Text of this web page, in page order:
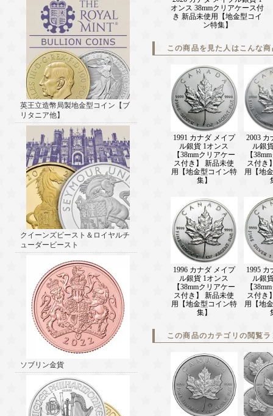
英王立造幣局製地金型コイン【ブ
リタニア他】
クイーンズビースト＆ロイヤルチ
ューダービースト
ソブリン金貨
オンス 38mmクリアケース付
き 新品未使用【地金型コイ
ン特集】
この商品を見た人はこんな
1991 カナダ メイプ
ル銀貨 1オンス
【38mmクリアケー
ス付き】 新品未使
用【地金型コイン特
集】
2003 カ
ル銀
【
ス付き
用【地
1996 カナダ メイプ
ル銀貨 1オンス
【38mmクリアケー
ス付き】 新品未使
用【地金型コイン特
集】
1995
ル銀
【
ス付き
用【地
この商品のカテゴリの閲覧